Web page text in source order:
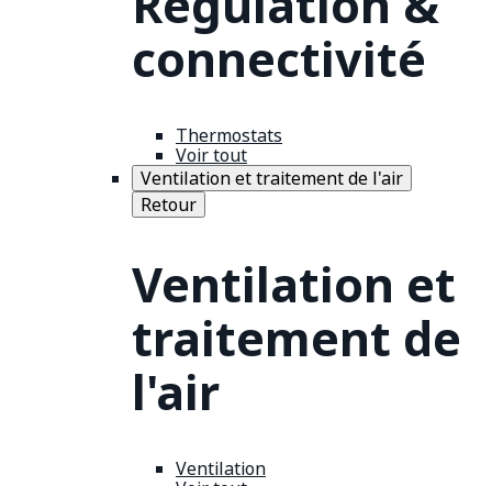
connectivité
Thermostats
Voir tout
Ventilation et traitement de l'air
Retour
Ventilation et
traitement de
l'air
Ventilation